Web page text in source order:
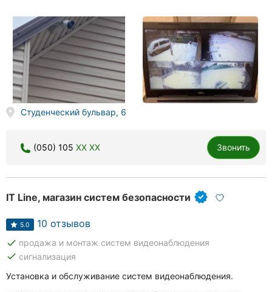
Николаев
Херсон
Полтава
Чернигов
Черкассы
Сумы
Ивано-
Франковск
Луцк
Студенческий бульвар, 6
(050) 105 XX XX Звонить
IT Line, магазин систем безопасности
5.0 10 отзывов
done продажа и монтаж систем видеонаблюдения
done сигнализация
Установка и обслуживание систем видеонаблюдения.